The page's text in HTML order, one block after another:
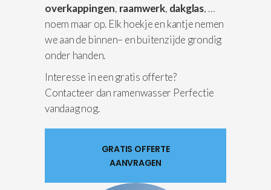
overkappingen, raamwerk, dakglas, …
noem maar op. Elk hoekje en kantje nemen
we aan de binnen– en buitenzijde grondig
onder handen.
Interesse in een gratis offerte?
Contacteer dan ramenwasser Perfectie
vandaag nog.
GRATIS OFFERTE
AANVRAGEN